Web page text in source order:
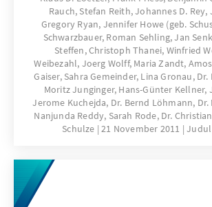
Rauch, Stefan Reith, Johannes D. Rey,
Gregory Ryan, Jennifer Howe (geb.
Schwarzbauer, Roman Sehling, Jan
Steffen, Christoph Thanei, Winfried
Weibezahl, Joerg Wolff, Maria Zandt,
Gaiser, Sahra Gemeinder, Lina Gronau,
Moritz Junginger, Hans-Günter Kellner,
Jerome Kuchejda, Dr. Bernd Löhmann, Dr.
Nanjunda Reddy, Sarah Rode, Dr.
Schulze 21 November 2011